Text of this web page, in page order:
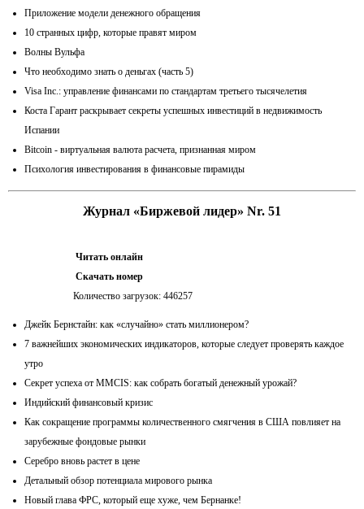
Приложение модели денежного обращения
10 странных цифр, которые правят миром
Волны Вульфа
Что необходимо знать о деньгах (часть 5)
Visa Inc.: управление финансами по стандартам третьего тысячелетия
Коста Гарант раскрывает секреты успешных инвестиций в недвижимость
Испании
Bitcoin - виртуальная валюта расчета, признанная миром
Психология инвестирования в финансовые пирамиды
Журнал «Биржевой лидер» Nr. 51
Читать онлайн
Скачать номер
Количество загрузок: 446257
Джейк Бернстайн: как «случайно» стать миллионером?
7 важнейших экономических индикаторов, которые следует проверять каждое
утро
Секрет успеха от MMCIS: как собрать богатый денежный урожай?
Индийский финансовый кризис
Как сокращение программы количественного смягчения в США повлияет на
зарубежные фондовые рынки
Серебро вновь растет в цене
Детальный обзор потенциала мирового рынка
Новый глава ФРС, который еще хуже, чем Бернанке!